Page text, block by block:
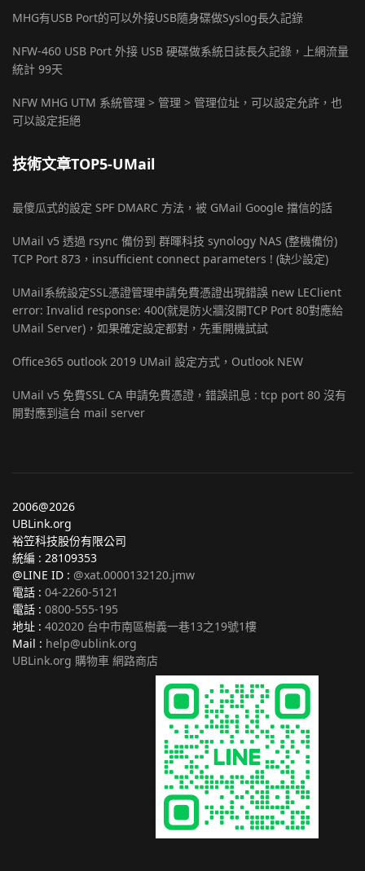
MHG有USB Port的可以外接USB隨身碟做Syslog長久記錄
NFW-460 USB Port 外接 USB 硬碟做系統日誌長久記錄，上網流量
統計 99天
NFW MHG UTM 系統管理 > 管理 > 管理位址，可以設定允許，也
可以設定拒絕
技術文章TOP5-UMail
最傻瓜式的設定 SPF DMARC 方法，被 GMail Google 擋信的話
UMail v5 透過 rsync 備份到 群暉科技 synology NAS (整機備份)
TCP Port 873，insufficient connect parameters ! (缺少設定)
UMail系統設定SSL憑證管理申請免費憑證出現錯誤 new LEClient
error: Invalid response: 400(就是防火牆沒開TCP Port 80對應給
UMail Server)，如果確定設定都對，先重開機試試
Office365 outlook 2019 UMail 設定方式，Outlook NEW
UMail v5 免費SSL CA 申請免費憑證，錯誤訊息 : tcp port 80 沒有
開對應到這台 mail server
2006@2026
UBLink.org
裕笠科技股份有限公司
統編 : 28109353
@LINE ID : @xat.0000132120.jmw
電話 : 04-2260-5121
電話 : 0800-555-195
地址 : 402020 台中市南區樹義一巷13之19號1樓
Mail : help@ublink.org
UBLink.org 購物車 網路商店